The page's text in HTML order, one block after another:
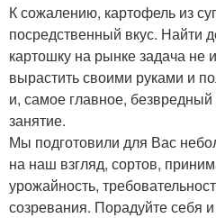
К сожалению, картофель из
посредственный вкус. Найти
картошку на рынке задача не
вырастить своими руками и
и, самое главное,
занятие.
Мы подготовили для Вас
на наш взгляд, сортов,
урожайность,
созревания. Порадуйте себя и